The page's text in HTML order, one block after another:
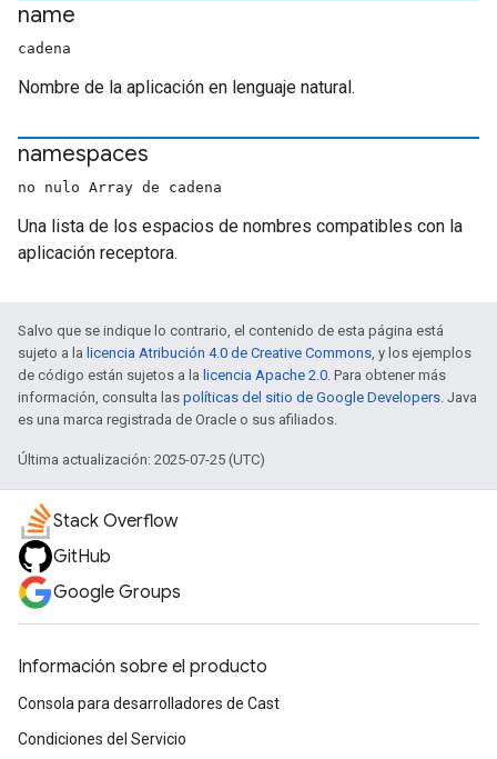
name
cadena
Nombre de la aplicación en lenguaje natural.
namespaces
no nulo Array de cadena
Una lista de los espacios de nombres compatibles con la
aplicación receptora.
Salvo que se indique lo contrario, el contenido de esta página está
sujeto a la licencia Atribución 4.0 de Creative Commons, y los ejemplos
de código están sujetos a la licencia Apache 2.0. Para obtener más
información, consulta las políticas del sitio de Google Developers. Java
es una marca registrada de Oracle o sus afiliados.
Última actualización: 2025-07-25 (UTC)
Stack Overflow
GitHub
Google Groups
Información sobre el producto
Consola para desarrolladores de Cast
Condiciones del Servicio